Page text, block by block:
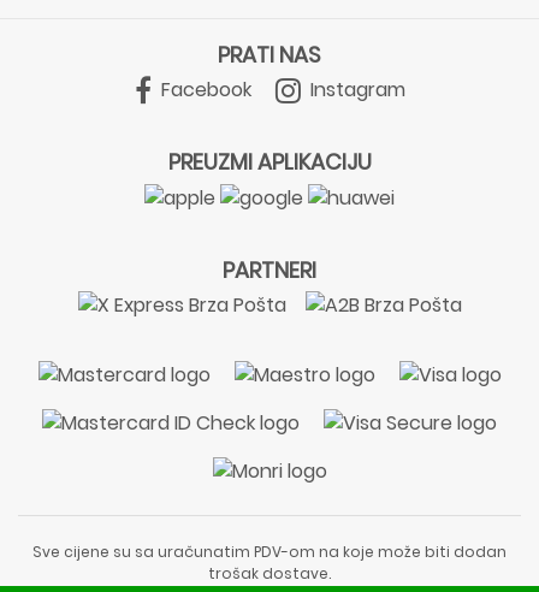
PRATI NAS
Facebook Instagram
PREUZMI APLIKACIJU
PARTNERI
Sve cijene su sa uračunatim PDV-om na koje može biti dodan
trošak dostave.